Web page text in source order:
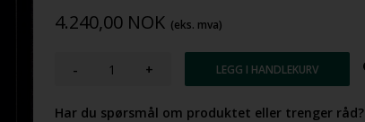
4.240,00 NOK (eks. mva)
- +
Har du spørsmål om produktet eller trenger råd?